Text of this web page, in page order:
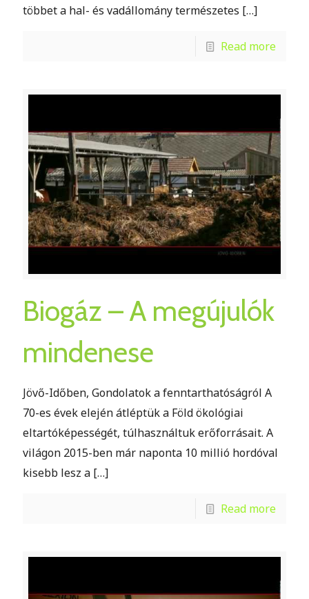
többet a hal- és vadállomány természetes […]
Read more
Biogáz – A megújulók
mindenese
Jövő-Időben, Gondolatok a fenntarthatóságról A
70-es évek elején átléptük a Föld ökológiai
eltartóképességét, túlhasználtuk erőforrásait. A
világon 2015-ben már naponta 10 millió hordóval
kisebb lesz a […]
Read more